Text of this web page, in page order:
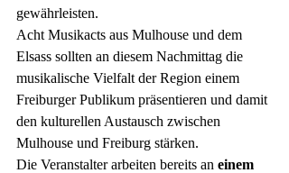
gewährleisten.
Acht Musikacts aus Mulhouse und dem
Elsass sollten an diesem Nachmittag die
musikalische Vielfalt der Region einem
Freiburger Publikum präsentieren und damit
den kulturellen Austausch zwischen
Mulhouse und Freiburg stärken.
Die Veranstalter arbeiten bereits an einem